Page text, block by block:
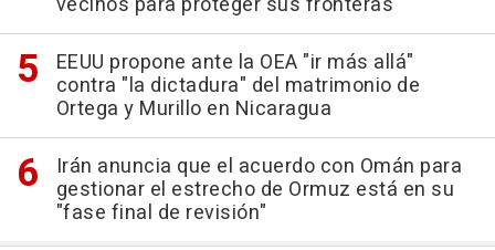
EEUU propone ante la OEA "ir más allá"
contra "la dictadura" del matrimonio de
Ortega y Murillo en Nicaragua
Irán anuncia que el acuerdo con Omán para
gestionar el estrecho de Ormuz está en su
"fase final de revisión"